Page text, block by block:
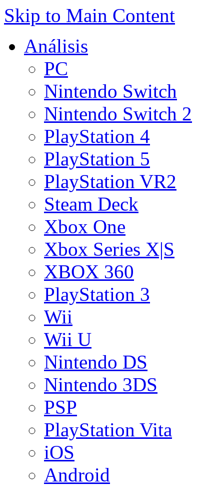
Skip to Main Content
Análisis
PC
Nintendo Switch
Nintendo Switch 2
PlayStation 4
PlayStation 5
PlayStation VR2
Steam Deck
Xbox One
Xbox Series X|S
XBOX 360
PlayStation 3
Wii
Wii U
Nintendo DS
Nintendo 3DS
PSP
PlayStation Vita
iOS
Android